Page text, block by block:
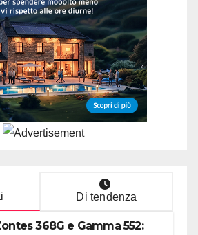
Di tendenza
368G e Gamma 552: